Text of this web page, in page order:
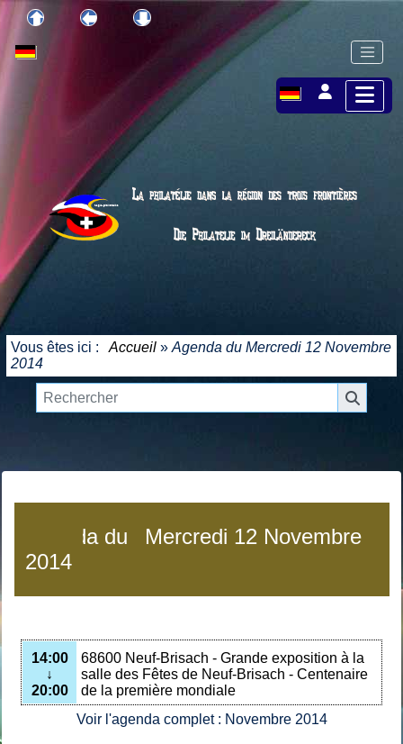
Vous êtes ici : Accueil » Agenda du Mercredi 12 Novembre
2014
Agenda du
Mercredi 12 Novembre
2014
14:00
↓
20:00
68600 Neuf-Brisach - Grande exposition à la
salle des Fêtes de Neuf-Brisach - Centenaire
de la première mondiale
Voir l'agenda complet : Novembre 2014